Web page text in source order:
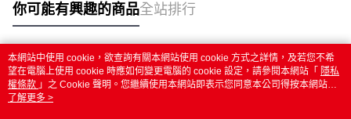
你可能有興趣的商品全站排行
熱門標籤
本網站中使用 cookie，欲查詢有關本網站使用 cookie 方式之詳情，及若您不希
望在電腦上使用 cookie 時應如何變更電腦的 cookie 設定，請參閱本網站「 隱私
權條款 」之 Cookie 聲明。您繼續使用本網站即表示您同意本公司得按本網站使
用條款之 Cookie 聲明使用 cookie。
了解更多 >